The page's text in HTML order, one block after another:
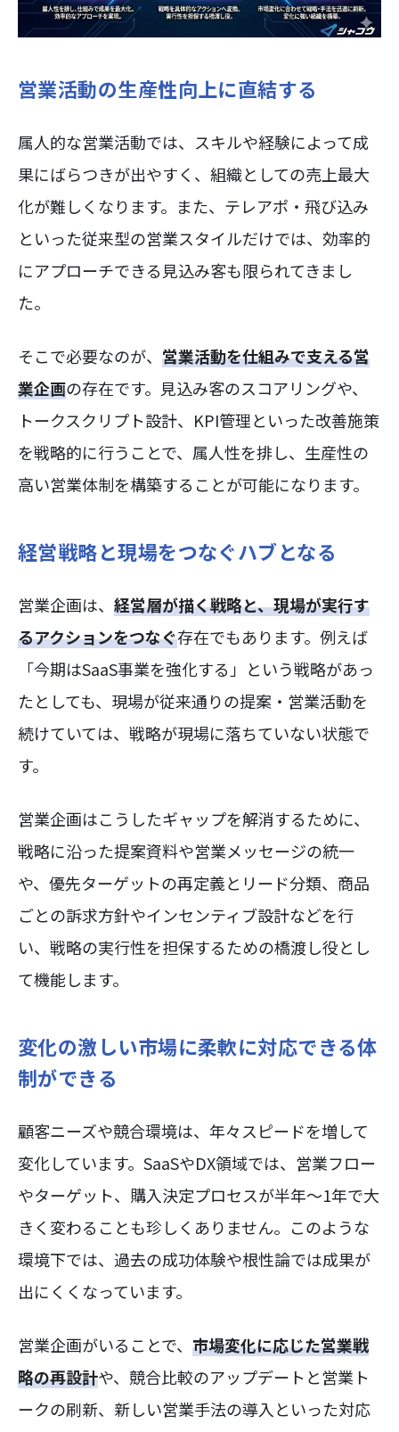
営業活動の生産性向上に直結する
属人的な営業活動では、スキルや経験によって成
果にばらつきが出やすく、組織としての売上最大
化が難しくなります。また、テレアポ・飛び込み
といった従来型の営業スタイルだけでは、効率的
にアプローチできる見込み客も限られてきまし
た。
そこで必要なのが、 営業活動を仕組みで支える営
業企画の存在です。見込み客のスコアリングや、
トークスクリプト設計、KPI管理といった改善施策
を戦略的に行うことで、属人性を排し、生産性の
高い営業体制を構築することが可能になります。
経営戦略と現場をつなぐハブとなる
営業企画は、 経営層が描く戦略と、現場が実行す
るアクションをつなぐ存在でもあります。例えば
「今期はSaaS事業を強化する」という戦略があっ
たとしても、現場が従来通りの提案・営業活動を
続けていては、戦略が現場に落ちていない状態で
す。
営業企画はこうしたギャップを解消するために、
戦略に沿った提案資料や営業メッセージの統一
や、優先ターゲットの再定義とリード分類、商品
ごとの訴求方針やインセンティブ設計などを行
い、戦略の実行性を担保するための橋渡し役とし
て機能します。
変化の激しい市場に柔軟に対応できる体
制ができる
顧客ニーズや競合環境は、年々スピードを増して
変化しています。SaaSやDX領域では、営業フロー
やターゲット、購入決定プロセスが半年〜1年で大
きく変わることも珍しくありません。このような
環境下では、過去の成功体験や根性論では成果が
出にくくなっています。
営業企画がいることで、 市場変化に応じた営業戦
略の再設計や、競合比較のアップデートと営業ト
ークの刷新、新しい営業手法の導入といった対応